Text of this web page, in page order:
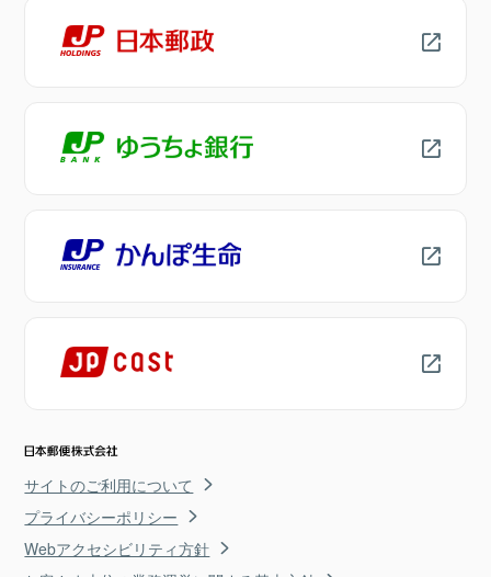
サイトのご利用について
プライバシーポリシー
Webアクセシビリティ方針